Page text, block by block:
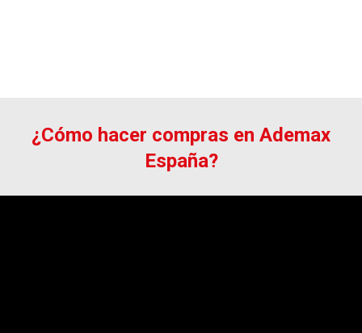
¿Cómo hacer compras en Ademax
España?